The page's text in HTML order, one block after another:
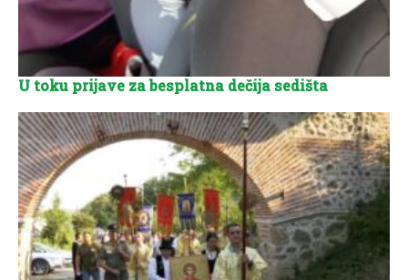
U toku prijave za besplatna dečija sedišta